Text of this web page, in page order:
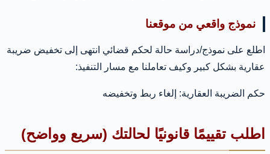
نموذج واقعي من موقعنا
اطلع على نموذج/دراسة حالة لحكم قضائي انتهى إلى تخفيض ضريبة
عقارية بشكل كبير وكيف تعاملنا مع مسار التنفيذ:
حكم الضريبة العقارية: إلغاء ربط وتخفيضه
اطلب تقييمًا قانونيًا لحالتك (سريع وواضح)